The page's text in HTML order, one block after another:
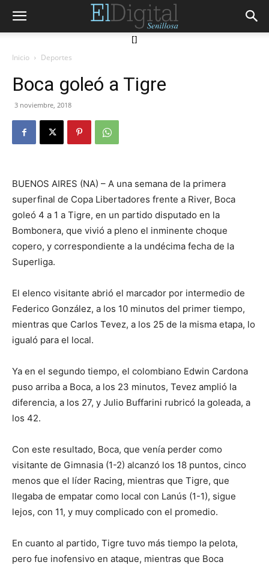
[]
Inicio Deportes
Boca goleó a Tigre
3 noviembre, 2018
BUENOS AIRES (NA) – A una semana de la primera
superfinal de Copa Libertadores frente a River, Boca
goleó 4 a 1 a Tigre, en un partido disputado en la
Bombonera, que vivió a pleno el inminente choque
copero, y correspondiente a la undécima fecha de la
Superliga.
El elenco visitante abrió el marcador por intermedio de
Federico González, a los 10 minutos del primer tiempo,
mientras que Carlos Tevez, a los 25 de la misma etapa, lo
igualó para el local.
Ya en el segundo tiempo, el colombiano Edwin Cardona
puso arriba a Boca, a los 23 minutos, Tevez amplió la
diferencia, a los 27, y Julio Buffarini rubricó la goleada, a
los 42.
Con este resultado, Boca, que venía perder como
visitante de Gimnasia (1-2) alcanzó los 18 puntos, cinco
menos que el líder Racing, mientras que Tigre, que
llegaba de empatar como local con Lanús (1-1), sigue
lejos, con 11, y muy complicado con el promedio.
En cuanto al partido, Tigre tuvo más tiempo la pelota,
pero fue inofensivo en ataque, mientras que Boca